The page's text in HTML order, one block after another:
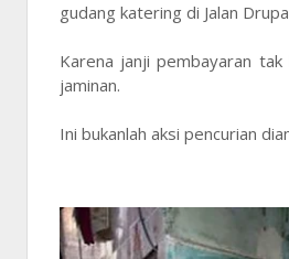
gudang katering di Jalan
Karena janji pembayaran
jaminan.
Ini bukanlah aksi pencurian